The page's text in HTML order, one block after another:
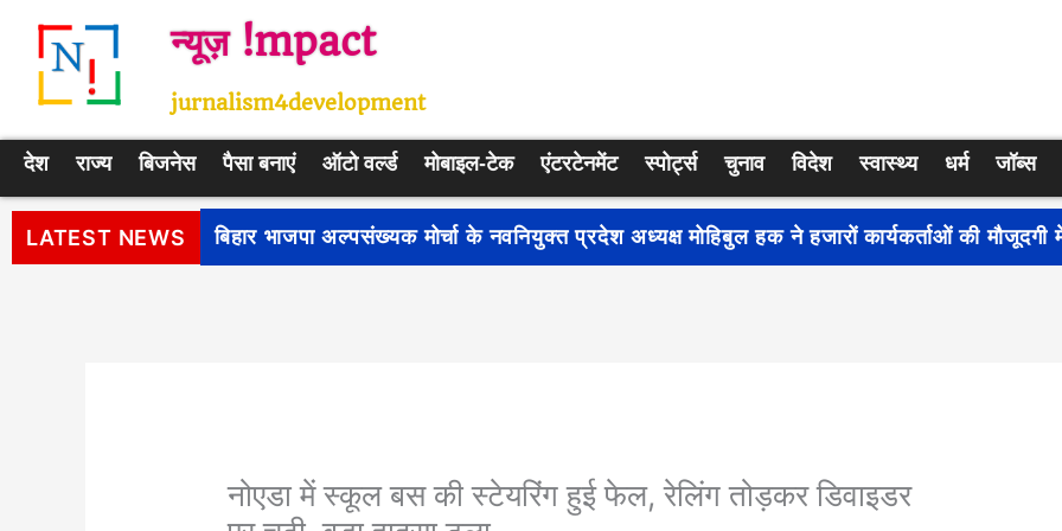
न्यूज़ !mpact
jurnalism4development
देश राज्य बिजनेस पैसा बनाएं ऑटो वर्ल्ड मोबाइल-टेक एंटरटेनमेंट स्पोर्ट्स चुनाव विदेश स्वास्थ्य धर्म जॉब्स
LATEST NEWS पीएम सूर्य घर: मुफ्त बिजली योजना के प्रति जागरूकता बढ़ाने के लिए देशभर में शुरू हुआ नुक्कड़ नाटक
नोएडा में स्कूल बस की स्टेयरिंग हुई फेल, रेलिंग तोड़कर डिवाइडर